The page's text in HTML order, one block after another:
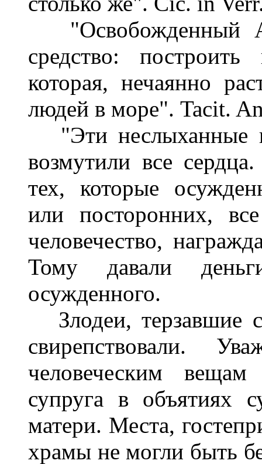
"Освобожденный
средство:
которая, нечаянно
людей в море". Tacit.
"Эти неслыханные
возмутили все
тех, которые
или посторонних,
человечество,
Тому давали
осужденного.
Злодеи, терзавшие
свирепствовали.
человеческим
супруга в объятиях
матери. Места,
храмы не могли быть